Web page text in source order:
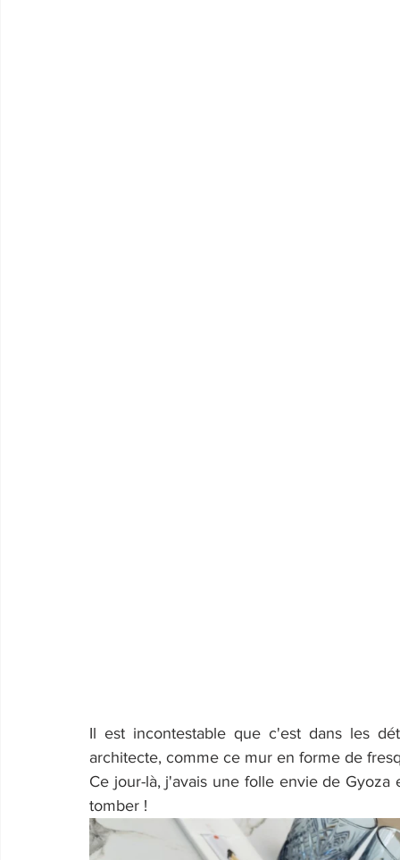
Il est incontestable que c'est dans les
architecte, comme ce mur en forme de
Ce jour-là, j'avais une folle envie de
tomber !